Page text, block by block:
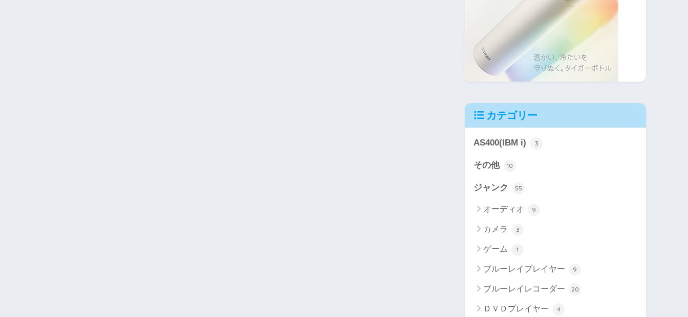
カテゴリー
AS400(IBM i) 3
その他 10
ジャンク 55
オーディオ 9
カメラ 3
ゲーム 1
ブルーレイプレイヤー 9
ブルーレイレコーダー 20
ＤＶＤプレイヤー 4